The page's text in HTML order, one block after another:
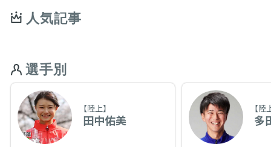
人気記事
選手別
【陸上】
田中佑美
【陸
多